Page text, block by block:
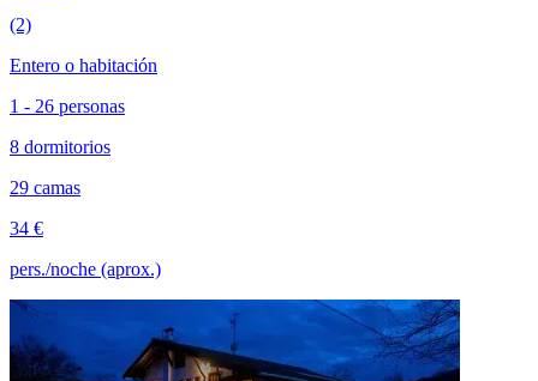
(2)
Entero o habitación
1 - 26 personas
8 dormitorios
29 camas
34 €
pers./noche (aprox.)